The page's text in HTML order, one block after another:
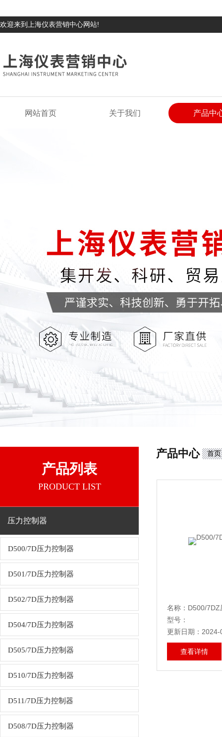
欢迎来到上海仪表营销中心网站!
网站首页 关于我们 产品中
产品列表
PRODUCT LIST
压力控制器
D500/7D压力控制器
D501/7D压力控制器
D502/7D压力控制器
D504/7D压力控制器
D505/7D压力控制器
D510/7D压力控制器
D511/7D压力控制器
D508/7D压力控制器
产品中心 首页
名称：D500/7DZ
型号：
更新日期：2024-
查看详情